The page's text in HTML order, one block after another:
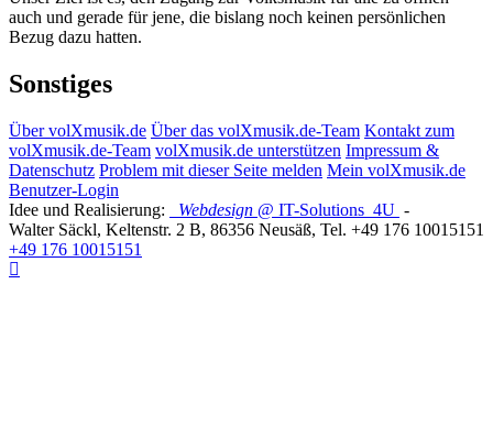
auch und gerade für jene, die bislang noch keinen persönlichen
Bezug dazu hatten.
Sonstiges
Über volXmusik.de Über das volXmusik.de-Team Kontakt zum
volXmusik.de-Team volXmusik.de unterstützen Impressum &
Datenschutz Problem mit dieser Seite melden Mein volXmusik.de
Benutzer-Login
Idee und Realisierung:
Webdesign @ IT-Solutions 4U -
Walter Säckl, Keltenstr. 2 B, 86356 Neusäß, Tel. +49 176 10015151
+49 176 10015151